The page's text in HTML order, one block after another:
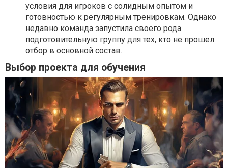
условия для игроков с солидным опытом и
готовностью к регулярным тренировкам. Однако
недавно команда запустила своего рода
подготовительную группу для тех, кто не прошел
отбор в основной состав.
Выбор проекта для обучения